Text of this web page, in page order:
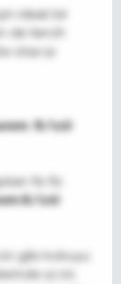
ideal bir
de tercih
olsa iyi
8/10)
fıs fıs
10)
gibi kokuyu
12.00